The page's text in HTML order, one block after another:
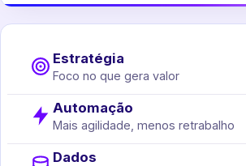
Estratégia
Foco no que gera valor
Automação
Mais agilidade, menos retrabalho
Dados